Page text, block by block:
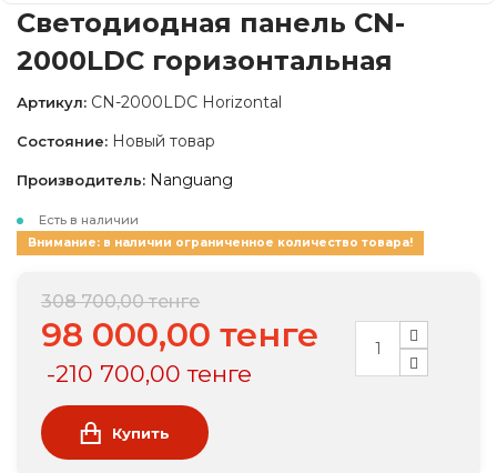
Светодиодная панель CN-
2000LDC горизонтальная
Артикул: CN-2000LDC Horizontal
Состояние: Новый товар
Производитель: Nanguang
Есть в наличии
Внимание: в наличии ограниченное количество товара!
308 700,00 тенге
98 000,00 тенге
-210 700,00 тенге
Купить